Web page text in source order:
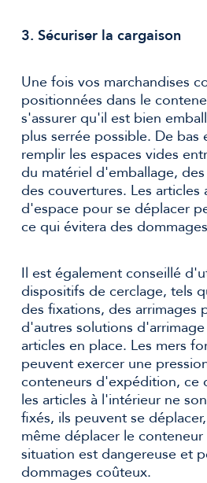
3. Sécuriser la cargaison
Une fois vos marchandises
positionnées dans le
s'assurer qu'il est bien
plus serrée possible. De bas
remplir les espaces vides
du matériel d'emballage,
des couvertures. Les articles
d'espace pour se déplacer
ce qui évitera des
Il est également conseillé
dispositifs de cerclage, tels
des fixations, des arrimages
d'autres solutions
articles en place. Les mers
peuvent exercer une
conteneurs d'expédition, ce
les articles à l'intérieur ne
fixés, ils peuvent se
même déplacer le
situation est dangereuse et
dommages coûteux.